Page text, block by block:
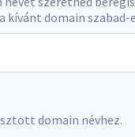
domain szabad-
domain névhez.